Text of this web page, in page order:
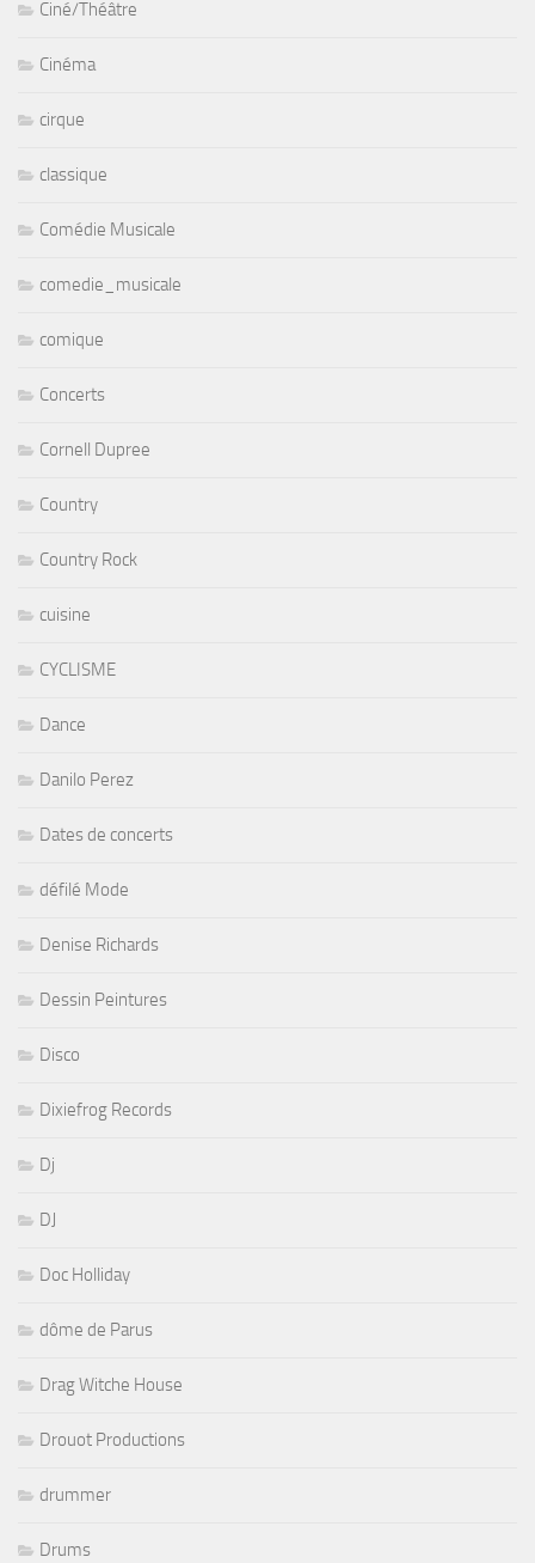
Ciné/Théâtre
Cinéma
cirque
classique
Comédie Musicale
comedie_musicale
comique
Concerts
Cornell Dupree
Country
Country Rock
cuisine
CYCLISME
Dance
Danilo Perez
Dates de concerts
défilé Mode
Denise Richards
Dessin Peintures
Disco
Dixiefrog Records
Dj
DJ
Doc Holliday
dôme de Parus
Drag Witche House
Drouot Productions
drummer
Drums